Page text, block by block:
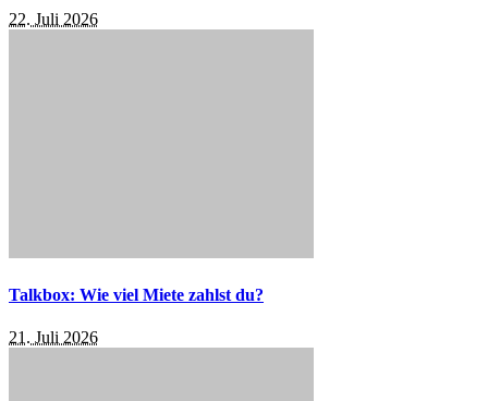
22. Juli 2026
Talkbox: Wie viel Miete zahlst du?
21. Juli 2026